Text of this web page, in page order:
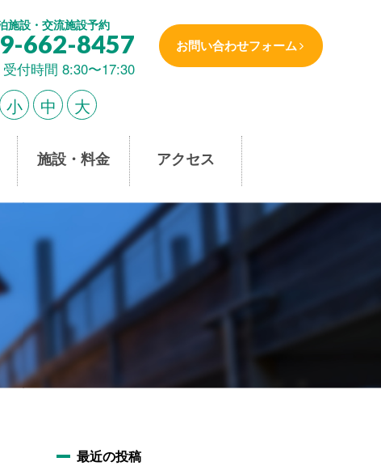
施設・交流施設予約
662-8457
受付時間 8:30〜17:30
お問い合わせフォーム
小 中 大
施設・料金 アクセス
最近の投稿